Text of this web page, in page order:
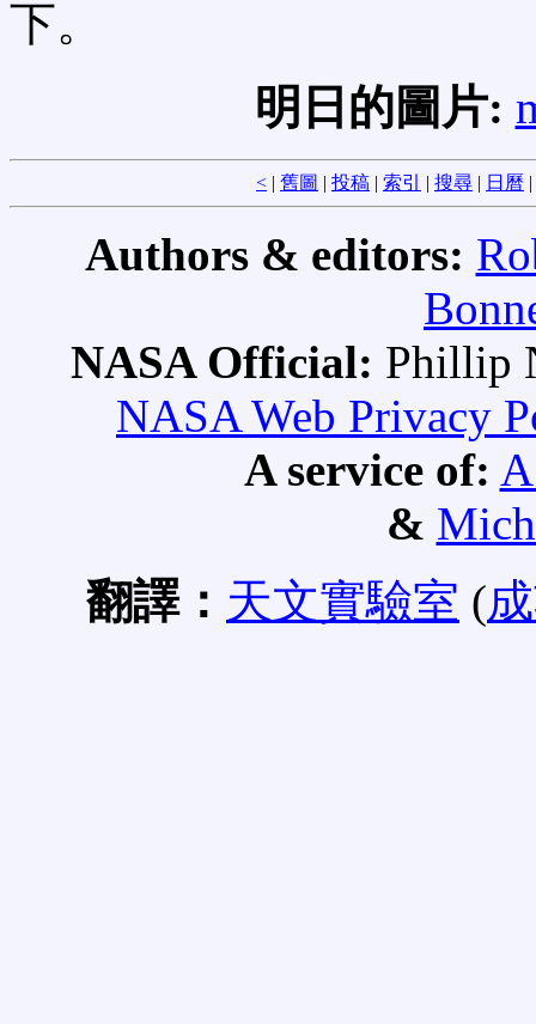
下。
明日的圖片:
< | 舊圖 | 投稿 | 索引 | 搜尋 | 日曆 |
Authors & editors:
NASA Official: Phillip
NASA Web Privacy
A service of:
&
翻譯： 天文實驗室 (